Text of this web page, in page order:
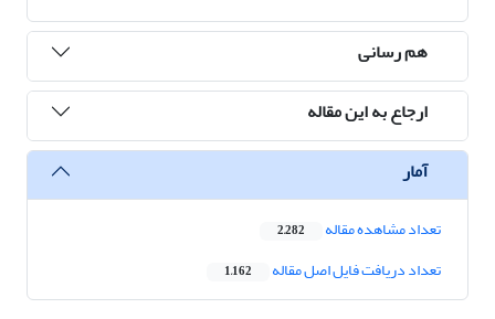
هم رسانی
ارجاع به این مقاله
آمار
تعداد مشاهده مقاله 2,282
تعداد دریافت فایل اصل مقاله 1,162